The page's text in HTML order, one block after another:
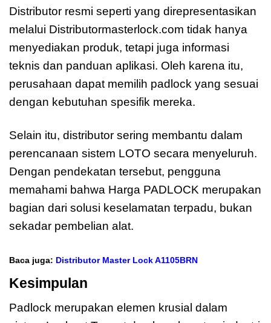
Distributor resmi seperti yang direpresentasikan
melalui Distributormasterlock.com tidak hanya
menyediakan produk, tetapi juga informasi
teknis dan panduan aplikasi. Oleh karena itu,
perusahaan dapat memilih padlock yang sesuai
dengan kebutuhan spesifik mereka.
Selain itu, distributor sering membantu dalam
perencanaan sistem LOTO secara menyeluruh.
Dengan pendekatan tersebut, pengguna
memahami bahwa Harga PADLOCK merupakan
bagian dari solusi keselamatan terpadu, bukan
sekadar pembelian alat.
Baca juga: Distributor Master Lock A1105BRN
Kesimpulan
Padlock merupakan elemen krusial dalam